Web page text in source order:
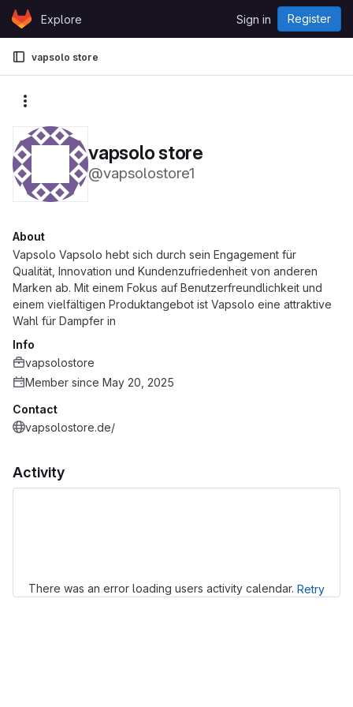
Skip to content
GitLabExplore Sign in Register
vapsolo store
vapsolo store
@vapsolostore1
Activity
There was an error loading users activity calendar. Retry
About
Vapsolo Vapsolo hebt sich durch sein Engagement für
Qualität, Innovation und Kundenzufriedenheit von anderen
Marken ab. Mit einem Fokus auf Benutzerfreundlichkeit und
einem vielfältigen Produktangebot ist Vapsolo eine attraktive
Wahl für Dampfer in
Info
vapsolostore
Member since May 20, 2025
Contact
vapsolostore.de/